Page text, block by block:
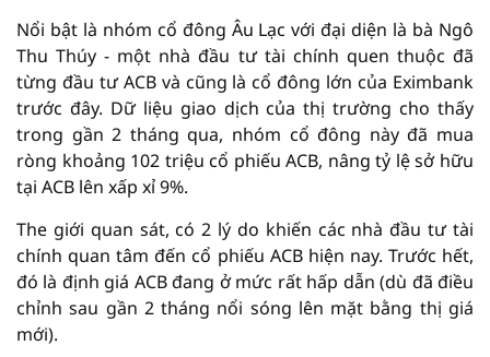
Nổi bật là nhóm cổ đông Âu Lạc với đại diện là bà Ngô
Thu Thúy - một nhà đầu tư tài chính quen thuộc đã
từng đầu tư ACB và cũng là cổ đông lớn của Eximbank
trước đây. Dữ liệu giao dịch của thị trường cho thấy
trong gần 2 tháng qua, nhóm cổ đông này đã mua
ròng khoảng 102 triệu cổ phiếu ACB, nâng tỷ lệ sở hữu
tại ACB lên xấp xỉ 9%.
The giới quan sát, có 2 lý do khiến các nhà đầu tư tài
chính quan tâm đến cổ phiếu ACB hiện nay. Trước hết,
đó là định giá ACB đang ở mức rất hấp dẫn (dù đã điều
chỉnh sau gần 2 tháng nổi sóng lên mặt bằng thị giá
mới).